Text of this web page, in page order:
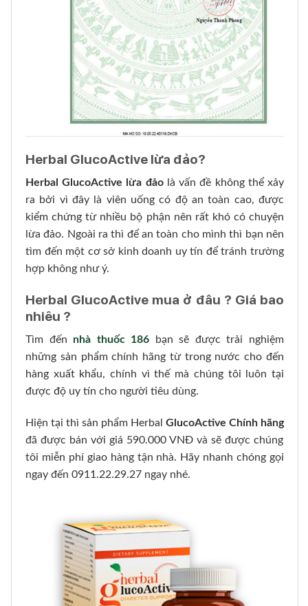
Herbal GlucoActive lừa đảo?
Herbal GlucoActive lừa đảolà vấn đề không thể xảy
ra bởi vì đây là viên uống có độ an toàn cao, được
kiểm chứng từ nhiều bộ phận nên rất khó có chuyện
lừa đảo. Ngoài ra thì để an toàn cho mình thì bạn nên
tìm đến một cơ sở kinh doanh uy tín để tránh trường
hợp không như ý.
Herbal GlucoActive mua ở đâu ? Giá bao
nhiêu ?
Tìm đến nhà thuốc 186 bạn sẽ được trải nghiệm
những sản phẩm chính hãng từ trong nước cho đến
hàng xuất khẩu, chính vì thế mà chúng tôi luôn tại
được độ uy tín cho người tiêu dùng.
Hiện tại thì sản phẩm Herbal GlucoActive Chính hãng
đã được bán với giá 590.000 VNĐ và sẽ được chúng
tôi miễn phí giao hàng tận nhà. Hãy nhanh chóng gọi
ngay đến 0911.22.29.27 ngay nhé.